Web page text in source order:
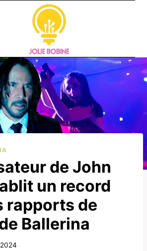
de John
un record
rapports de
Ballerina